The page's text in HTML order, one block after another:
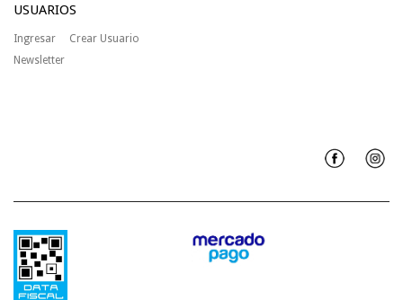
USUARIOS
Ingresar
Crear Usuario
Newsletter